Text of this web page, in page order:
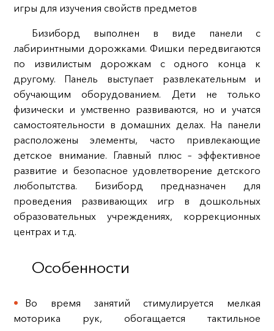
игры для изучения свойств предметов
Бизиборд выполнен в виде панели с
лабиринтными дорожками. Фишки передвигаются
по извилистым дорожкам с одного конца к
другому. Панель выступает развлекательным и
обучающим оборудованием. Дети не только
физически и умственно развиваются, но и учатся
самостоятельности в домашних делах. На панели
расположены элементы, часто привлекающие
детское внимание. Главный плюс – эффективное
развитие и безопасное удовлетворение детского
любопытства. Бизиборд предназначен для
проведения развивающих игр в дошкольных
образовательных учреждениях, коррекционных
центрах и т.д.
Особенности
Во время занятий стимулируется мелкая
моторика рук, обогащается тактильное